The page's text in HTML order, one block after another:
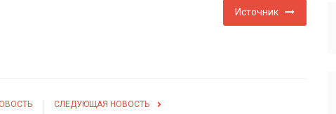
Источник
СЛЕДУЮЩАЯ НОВОСТЬ